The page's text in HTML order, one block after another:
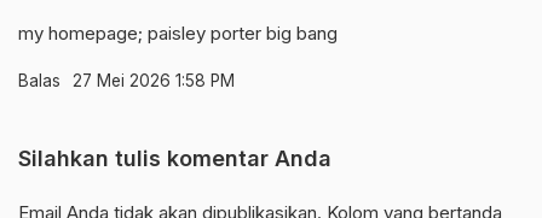
my homepage; paisley porter big bang
Balas 27 Mei 2026 1:58 PM
Silahkan tulis komentar Anda
Email Anda tidak akan dipublikasikan. Kolom yang bertanda